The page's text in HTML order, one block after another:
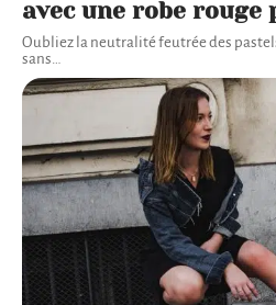
avec une robe rouge
Oubliez la neutralité feutrée des
sans…